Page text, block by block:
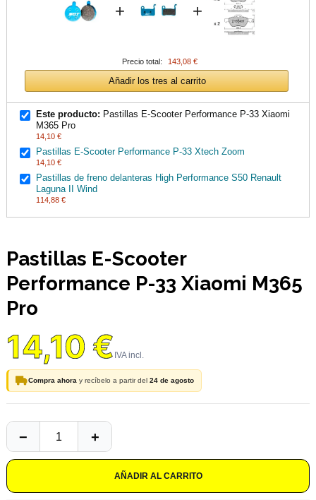
+ +
Precio total: 143,08 €
Añadir los tres al carrito
Este producto: Pastillas E-Scooter Performance P-33 Xiaomi
M365 Pro
14,10 €
Pastillas E-Scooter Performance P-33 Xtech Zoom
14,10 €
Pastillas de freno delanteras High Performance S50 Renault
Laguna II Wind
114,88 €
Pastillas E-Scooter
Performance P-33 Xiaomi M365
Pro
14,10 €
Compra ahora y recíbelo a partir del 24 de agosto
AÑADIR AL CARRITO